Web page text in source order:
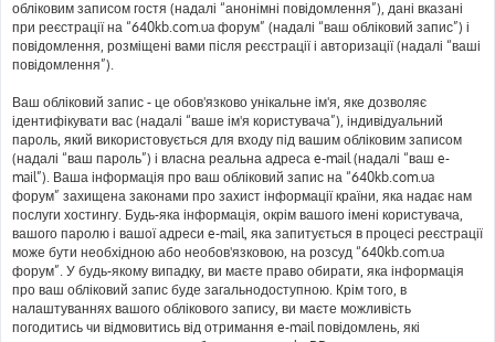
обліковим записом гостя (надалі “анонімні повідомлення”), дані вказані
при реєстрації на “640kb.com.ua форум” (надалі “ваш обліковий запис”) і
повідомлення, розміщені вами після реєстрації і авторизації (надалі “ваші
повідомлення”).
Ваш обліковий запис - це обов'язково унікальне ім'я, яке дозволяє
ідентифікувати вас (надалі “ваше ім'я користувача”), індивідуальний
пароль, який використовується для входу під вашим обліковим записом
(надалі “ваш пароль”) і власна реальна адреса e-mail (надалі “ваш e-
mail”). Ваша інформація про ваш обліковий запис на “640kb.com.ua
форум” захищена законами про захист інформації країни, яка надає нам
послуги хостингу. Будь-яка інформація, окрім вашого імені користувача,
вашого паролю і вашої адреси e-mail, яка запитується в процесі реєстрації
може бути необхідною або необов'язковою, на розсуд “640kb.com.ua
форум”. У будь-якому випадку, ви маєте право обирати, яка інформація
про ваш обліковий запис буде загальнодоступною. Крім того, в
налаштуваннях вашого облікового запису, ви маєте можливість
погодитись чи відмовитись від отримання e-mail повідомлень, які